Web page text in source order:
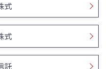
式
式
託